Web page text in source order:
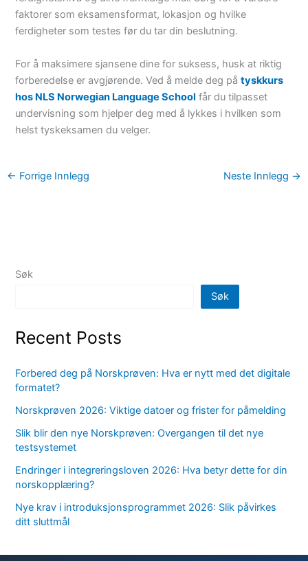
faktorer som eksamensformat, lokasjon og hvilke
ferdigheter som testes før du tar din beslutning.
For å maksimere sjansene dine for suksess, husk at riktig
forberedelse er avgjørende. Ved å melde deg påtyskkurs
hos NLS Norwegian Language School får du tilpasset
undervisning som hjelper deg med å lykkes i hvilken som
helst tyskeksamen du velger.
← Forrige Innlegg Neste Innlegg →
Søk
Søk
Recent Posts
Forbered deg på Norskprøven: Hva er nytt med det digitale
formatet?
Norskprøven 2026: Viktige datoer og frister for påmelding
Slik blir den nye Norskprøven: Overgangen til det nye
testsystemet
Endringer i integreringsloven 2026: Hva betyr dette for din
norskopplæring?
Nye krav i introduksjonsprogrammet 2026: Slik påvirkes
ditt sluttmål